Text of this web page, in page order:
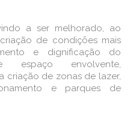
a ser melhorado, ao
de condições mais
e dignificação do
espaço envolvente,
criação de zonas de lazer,
e parques de